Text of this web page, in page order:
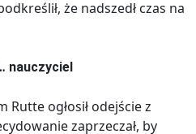
że nadszedł czas na
nauczyciel
Rutte ogłosił odejście z
zaprzeczał, by